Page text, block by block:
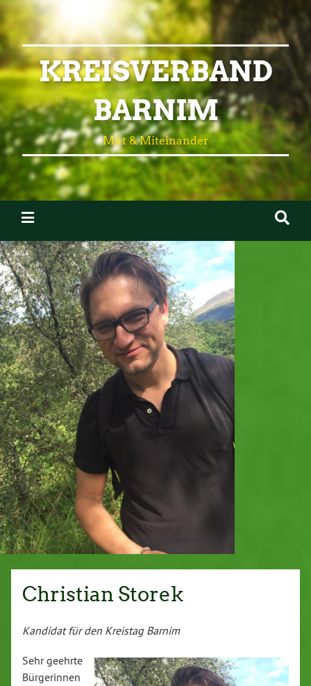
KREISVERBAND
BARNIM
Mut & Miteinander
Christian Storek
Kandidat für den Kreistag Barnim
Sehr geehrte
Bürgerinnen